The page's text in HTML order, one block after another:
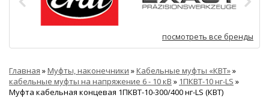
посмотреть все бренды
Главная »Муфты, наконечники »Кабельные муфты «КВТ»»
кабельные муфты на напряжение 6 - 10 кВ » 1ПКВТ-10 нг-LS »
Муфта кабельная концевая 1ПКВТ-10-300/400 нг-LS (КВТ)